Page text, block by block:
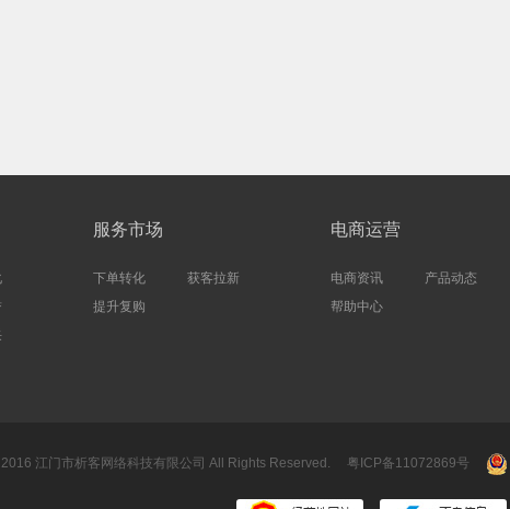
服务市场
下单转化
获客拉新
提升复购
电商运营
电商资讯
产品动态
帮助中心
江门市析客网络科技有限公司 All Rights Reserved. 粤ICP备11072869号